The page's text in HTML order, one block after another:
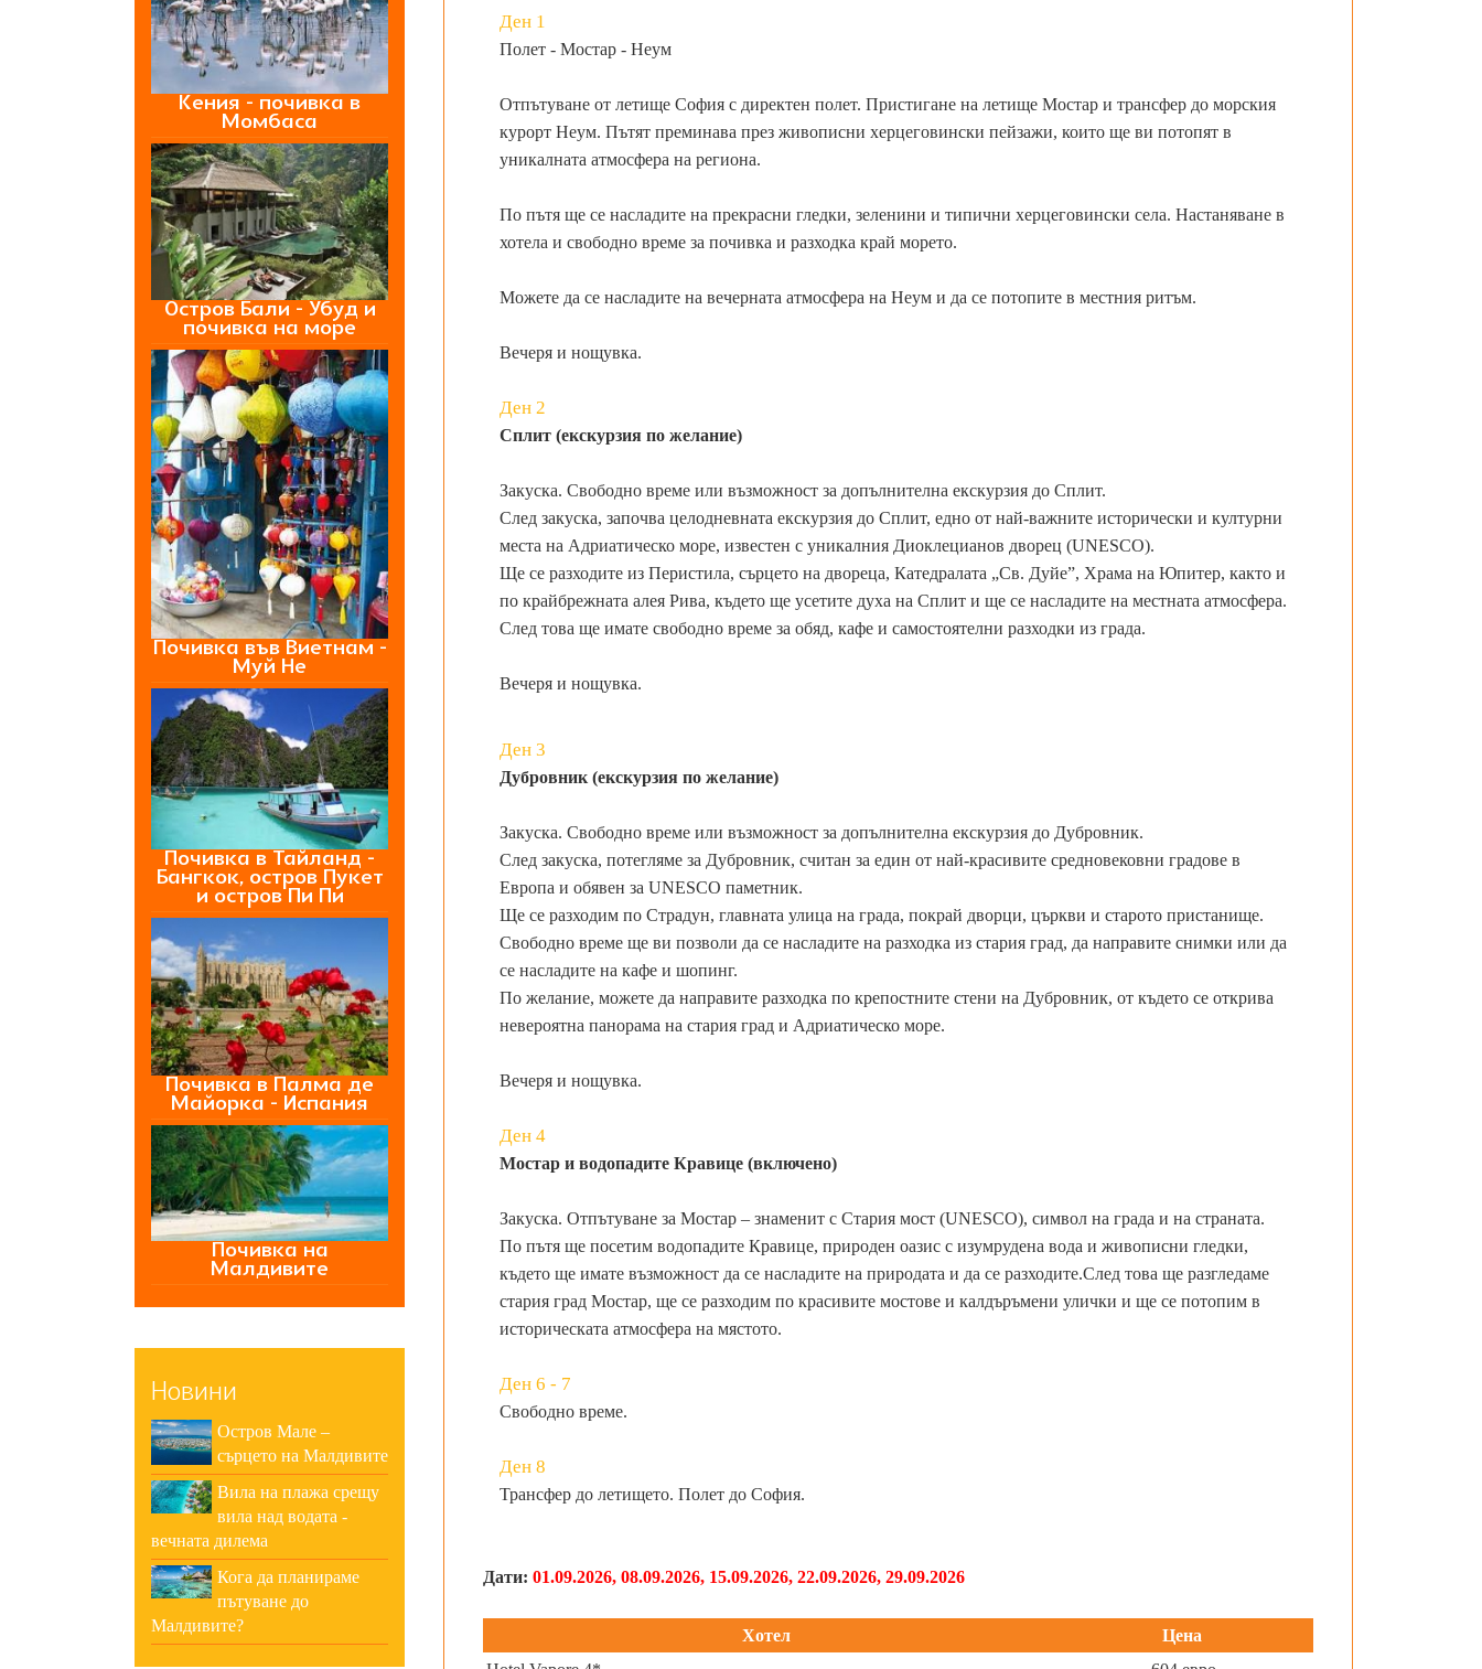
Кения - почивка в
Момбаса
Остров Бали - Убуд и
почивка на море
Почивка във Виетнам -
Муй Не
Почивка в Тайланд -
Бангкок, остров Пукет
и остров Пи Пи
Почивка в Палма де
Майорка - Испания
Почивка на
Малдивите
Новини
Остров Мале –
сърцето на Малдивите
Вила на плажа срещу
вила над водата -
вечната дилема
Кога да планираме
пътуване до
Малдивите?
Ден 1
Полет - Мостар - Неум
Отпътуване от летище София с директен полет. Пристигане на летище Мостар и трансфер до морския
курорт Неум. Пътят преминава през живописни херцеговински пейзажи, които ще ви потопят в
уникалната атмосфера на региона.
По пътя ще се насладите на прекрасни гледки, зеленини и типични херцеговински села. Настаняване в
хотела и свободно време за почивка и разходка край морето.
Можете да се насладите на вечерната атмосфера на Неум и да се потопите в местния ритъм.
Вечеря и нощувка.
Ден 2
Сплит (екскурзия по желание)
Закуска. Свободно време или възможност за допълнителна екскурзия до Сплит.
След закуска, започва целодневната екскурзия до Сплит, едно от най-важните исторически и културни
места на Адриатическо море, известен с уникалния Диоклецианов дворец (UNESCO).
Ще се разходите из Перистила, сърцето на двореца, Катедралата „Св. Дуйе”, Храма на Юпитер, както и
по крайбрежната алея Рива, където ще усетите духа на Сплит и ще се насладите на местната атмосфера.
След това ще имате свободно време за обяд, кафе и самостоятелни разходки из града.
Вечеря и нощувка.
Ден 3
Дубровник (екскурзия по желание)
Закуска. Свободно време или възможност за допълнителна екскурзия до Дубровник.
След закуска, потегляме за Дубровник, считан за един от най-красивите средновековни градове в
Европа и обявен за UNESCO паметник.
Ще се разходим по Страдун, главната улица на града, покрай дворци, църкви и старото пристанище.
Свободно време ще ви позволи да се насладите на разходка из стария град, да направите снимки или да
се насладите на кафе и шопинг.
По желание, можете да направите разходка по крепостните стени на Дубровник, от където се открива
невероятна панорама на стария град и Адриатическо море.
Вечеря и нощувка.
Ден 4
Мостар и водопадите Кравице (включено)
Закуска. Отпътуване за Мостар – знаменит с Стария мост (UNESCO), символ на града и на страната.
По пътя ще посетим водопадите Кравице, природен оазис с изумрудена вода и живописни гледки,
където ще имате възможност да се насладите на природата и да се разходите.След това ще разгледаме
стария град Мостар, ще се разходим по красивите мостове и калдъръмени улички и ще се потопим в
историческата атмосфера на мястото.
Ден 6 - 7
Свободно време.
Ден 8
Трансфер до летището. Полет до София.
Дати: 01.09.2026, 08.09.2026, 15.09.2026, 22.09.2026, 29.09.2026
Хотел
Цена